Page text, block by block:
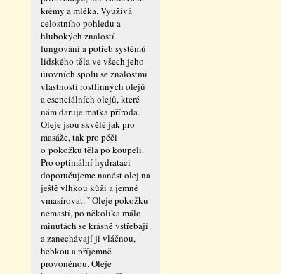
krémy a mléka. Využívá
celostního pohledu a
hlubokých znalostí
fungování a potřeb systémů
lidského těla ve všech jeho
úrovních spolu se znalostmi
vlastností rostlinných olejů
a esenciálních olejů, které
nám daruje matka příroda.
Oleje jsou skvělé jak pro
masáže, tak pro péči
o pokožku těla po koupeli.
Pro optimální hydrataci
doporučujeme nanést olej na
ještě vlhkou kůži a jemně
vmasírovat. ˇ Oleje pokožku
nemastí, po několika málo
minutách se krásně vstřebají
a zanechávají ji vláčnou,
hebkou a příjemně
provoněnou. Oleje